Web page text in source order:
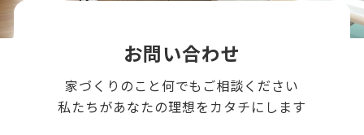
お問い合わせ
家づくりのこと何でもご相談ください
私たちがあなたの理想をカタチにします